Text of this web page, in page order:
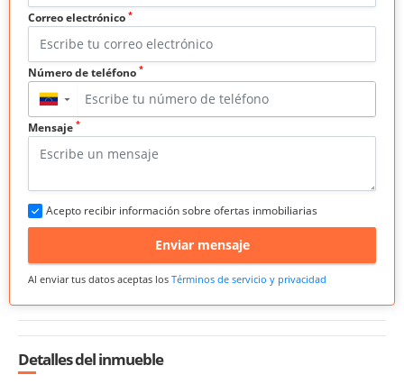
Correo electrónico *
Número de teléfono *
▼
Mensaje *
Acepto recibir información sobre ofertas inmobiliarias
Enviar mensaje
Al enviar tus datos aceptas los Términos de servicio y privacidad
Detalles del inmueble